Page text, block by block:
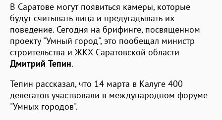
В Саратове могут появиться камеры, которые
будут считывать лица и предугадывать их
поведение. Сегодня на брифинге, посвященном
проекту "Умный город", это пообещал министр
строительства и ЖКХ Саратовской области
Дмитрий Тепин.
Тепин рассказал, что 14 марта в Калуге 400
делегатов участвовали в международном форуме
"Умных городов".